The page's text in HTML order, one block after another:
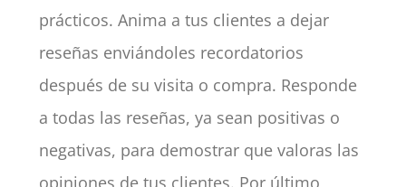
prácticos. Anima a tus clientes a dejar
reseñas enviándoles recordatorios
después de su visita o compra. Responde
a todas las reseñas, ya sean positivas o
negativas, para demostrar que valoras las
opiniones de tus clientes. Por último,